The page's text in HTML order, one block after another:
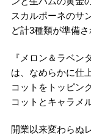
スカルポーネのサ
ど計3種類が準備さ
『メロン＆ラベン
は、なめらかに仕
コットをトッピン
コットとキャラメ
開業以来変わらぬ